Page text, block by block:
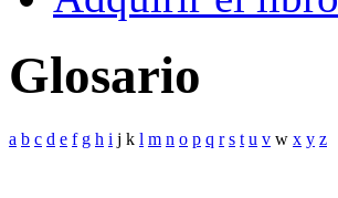
Glosario
a b c d e f g h i j k l m n o p q r s t u v w x y z